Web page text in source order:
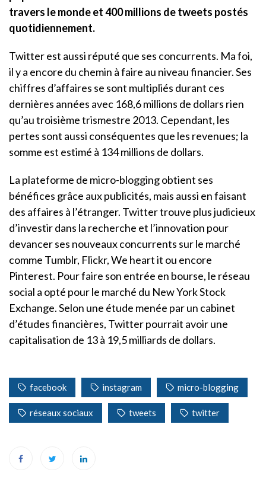
travers le monde et 400 millions de tweets postés
quotidiennement.
Twitter est aussi réputé que ses concurrents. Ma foi,
il y a encore du chemin à faire au niveau financier. Ses
chiffres d’affaires se sont multipliés durant ces
dernières années avec 168,6 millions de dollars rien
qu’au troisième trismestre 2013. Cependant, les
pertes sont aussi conséquentes que les revenues; la
somme est estimé à 134 millions de dollars.
La plateforme de micro-blogging obtient ses
bénéfices grâce aux publicités, mais aussi en faisant
des affaires à l’étranger. Twitter trouve plus judicieux
d’investir dans la recherche et l’innovation pour
devancer ses nouveaux concurrents sur le marché
comme Tumblr, Flickr, We heart it ou encore
Pinterest. Pour faire son entrée en bourse, le réseau
social a opté pour le marché du New York Stock
Exchange. Selon une étude menée par un cabinet
d’études financières, Twitter pourrait avoir une
capitalisation de 13 à 19,5 milliards de dollars.
facebook instagram micro-blogging
réseaux sociaux tweets twitter